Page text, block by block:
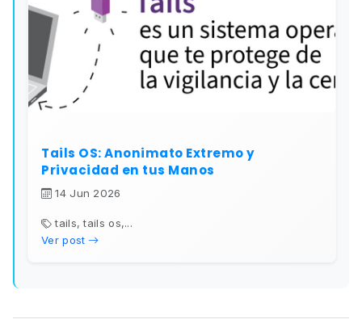
Tails OS: Anonimato Extremo y
Privacidad en tus Manos
14 Jun 2026
tails, tails os,...
Ver post